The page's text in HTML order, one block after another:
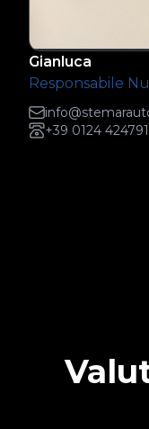
Gianluca
Responsabile
+39 0124 424791